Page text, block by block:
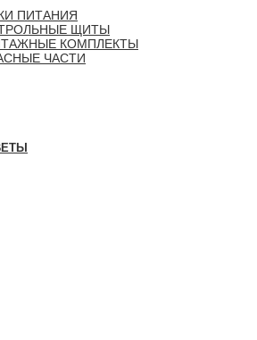
ПИТАНИЯ
ЩИТЫ
КОМПЛЕКТЫ
ЧАСТИ